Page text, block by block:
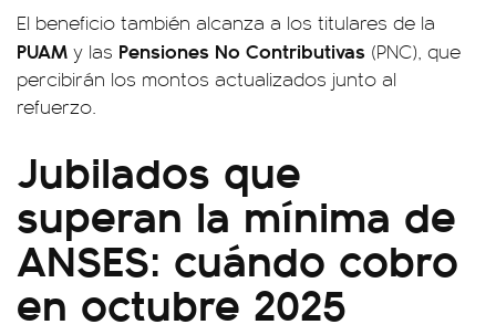
El beneficio también alcanza a los titulares de la
PUAM y las Pensiones No Contributivas (PNC), que
percibirán los montos actualizados junto al
refuerzo.
Jubilados que
superan la mínima de
ANSES: cuándo cobro
en octubre 2025